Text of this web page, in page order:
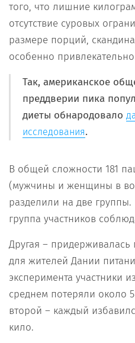
того, что лишние
отсутствие суровых
размере порций,
особенно
Так, американское
преддверии пика
диеты обнародовало
исследования.
В общей сложности 181
(мужчины и женщины в
разделили на две
группа участников
Другая –
для жителей Дании
эксперимента участники
среднем потеряли около
второй – каждый
кило.